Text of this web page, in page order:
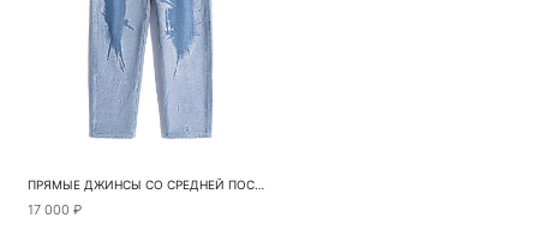
ПРЯМЫЕ ДЖИНСЫ СО СРЕДНЕЙ ПОСАДКОЙ
17 000 ₽